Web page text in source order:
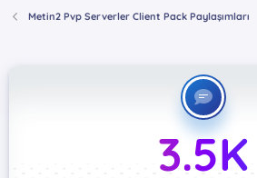
Metin2 Pvp Serverler Client Pack Paylaşımları
3.5K